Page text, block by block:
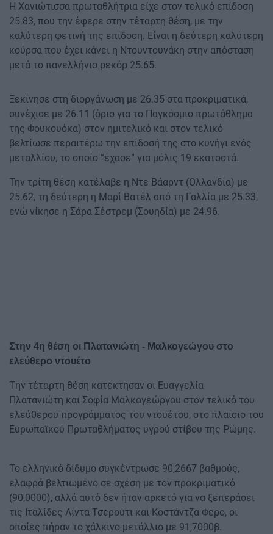
Η Χανιώτισσα πρωταθλήτρια είχε στον τελικό επίδοση
25.83, που την έφερε στην τέταρτη θέση, με την
καλύτερη φετινή της επίδοση. Είναι η δεύτερη καλύτερη
κούρσα που έχει κάνει η Ντουντουνάκη στην απόσταση
μετά το πανελλήνιο ρεκόρ 25.65.
Ξεκίνησε στη διοργάνωση με 26.35 στα προκριματικά,
συνέχισε με 26.11 (όριο για το Παγκόσμιο πρωτάθλημα
της Φουκουόκα) στον ημιτελικό και στον τελικό
βελτίωσε περαιτέρω την επίδοσή της στο κυνήγι ενός
μεταλλίου, το οποίο “έχασε” για μόλις 19 εκατοστά.
Την τρίτη θέση κατέλαβε η Ντε Βάαρντ (Ολλανδία) με
25.62, τη δεύτερη η Μαρί Βατέλ από τη Γαλλία με 25.33,
ενώ νίκησε η Σάρα Σέστρεμ (Σουηδία) με 24.96.
Στην 4η θέση οι Πλατανιώτη - Μαλκογεώγου στο
ελεύθερο ντουέτο
Tην τέταρτη θέση κατέκτησαν οι Ευαγγελία
Πλατανιώτη και Σοφία Μαλκογεώργου στον τελικό του
ελεύθερου προγράμματος του ντουέτου, στο πλαίσιο του
Ευρωπαϊκού Πρωταθλήματος υγρού στίβου της Ρώμης.
Το ελληνικό δίδυμο συγκέντρωσε 90,2667 βαθμούς,
ελαφρά βελτιωμένο σε σχέση με τον προκριματικό
(90,0000), αλλά αυτό δεν ήταν αρκετό για να ξεπεράσει
τις Ιταλίδες Λίντα Τσερούτι και Κοστάντζα Φέρο, οι
οποίες πήραν το χάλκινο μετάλλιο με 91,7000β.